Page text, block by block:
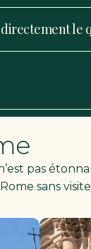
le
pas
sans